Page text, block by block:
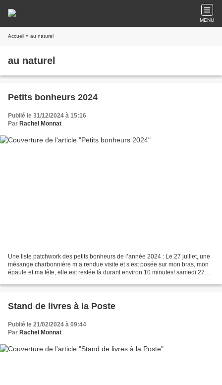
MENU
Accueil » au naturel
au naturel
Petits bonheurs 2024
Publié le 31/12/2024 à 15:16
Par Rachel Monnat
Une liste patchwork des petits bonheurs de l’année 2024 : Le 27 juillet, une
mésange charbonnière m’a rendue visite et s’est posée sur mon bras, mon
épaule et ma tête, elle est restée là durant environ 10 minutes! samedi 27
Stand de livres à la Poste
Publié le 21/02/2024 à 09:44
Par Rachel Monnat